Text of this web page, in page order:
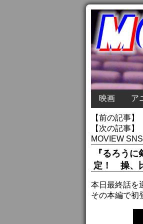
映画 ア
【前の記事】
【次の記事】
MOVIEW SNS
『るろう
定！ 操、
本日最終話を
その本編で初